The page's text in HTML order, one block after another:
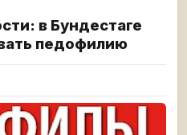
в Бундестаге
педофилию